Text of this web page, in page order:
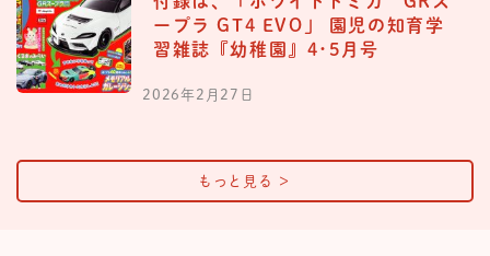
ープラ GT4 EVO」 園児の知育学
習雑誌『幼稚園』4･5月号
2026年2月27日
もっと見る ＞